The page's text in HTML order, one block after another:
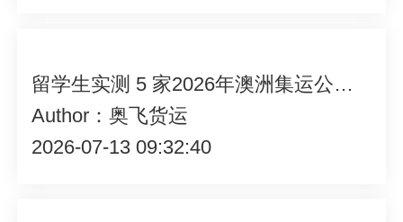
留学生实测 5 家2026年澳洲集运公司后总结的避坑指南
Author：奥飞货运
2026-07-13 09:32:40